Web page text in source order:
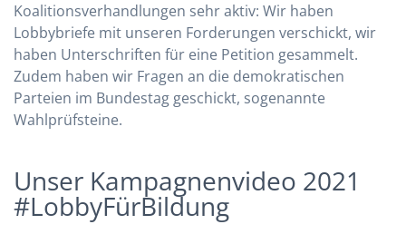
Koalitionsverhandlungen sehr aktiv: Wir haben
Lobbybriefe mit unseren Forderungen verschickt, wir
haben Unterschriften für eine Petition gesammelt.
Zudem haben wir Fragen an die demokratischen
Parteien im Bundestag geschickt, sogenannte
Wahlprüfsteine.
Unser Kampagnenvideo 2021
#LobbyFürBildung